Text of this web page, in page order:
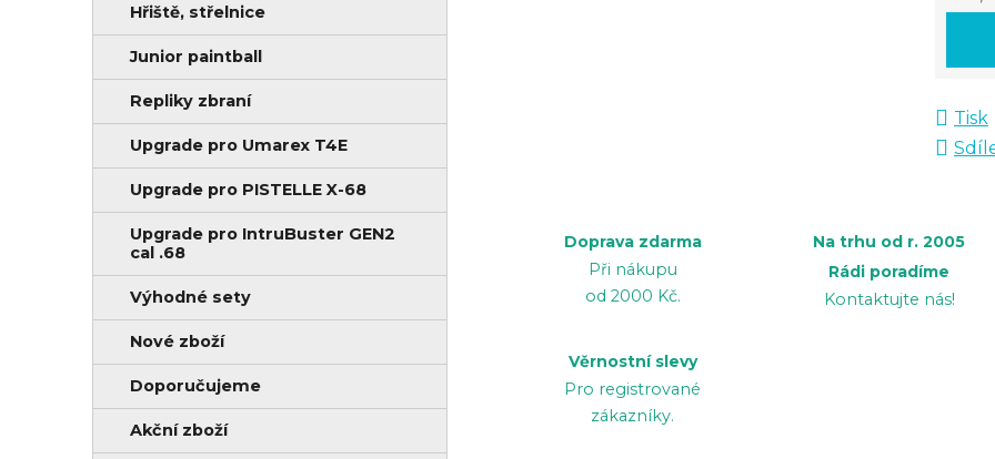
Hřiště, střelnice
Junior paintball
Repliky zbraní
Upgrade pro Umarex T4E
Upgrade pro PISTELLE X-68
Upgrade pro IntruBuster GEN2
cal .68
Výhodné sety
Nové zboží
Doporučujeme
Akční zboží
Tisk
Doprava zdarma
Při nákupu
od 2000 Kč.
Na trhu od r. 2005
Rádi poradíme
Kontaktujte nás!
Věrnostní slevy
Pro registrované
zákazníky.